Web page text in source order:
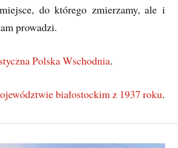
do którego zmierzamy, ale i
prowadzi.
Polska Wschodnia.
białostockim z 1937 roku.